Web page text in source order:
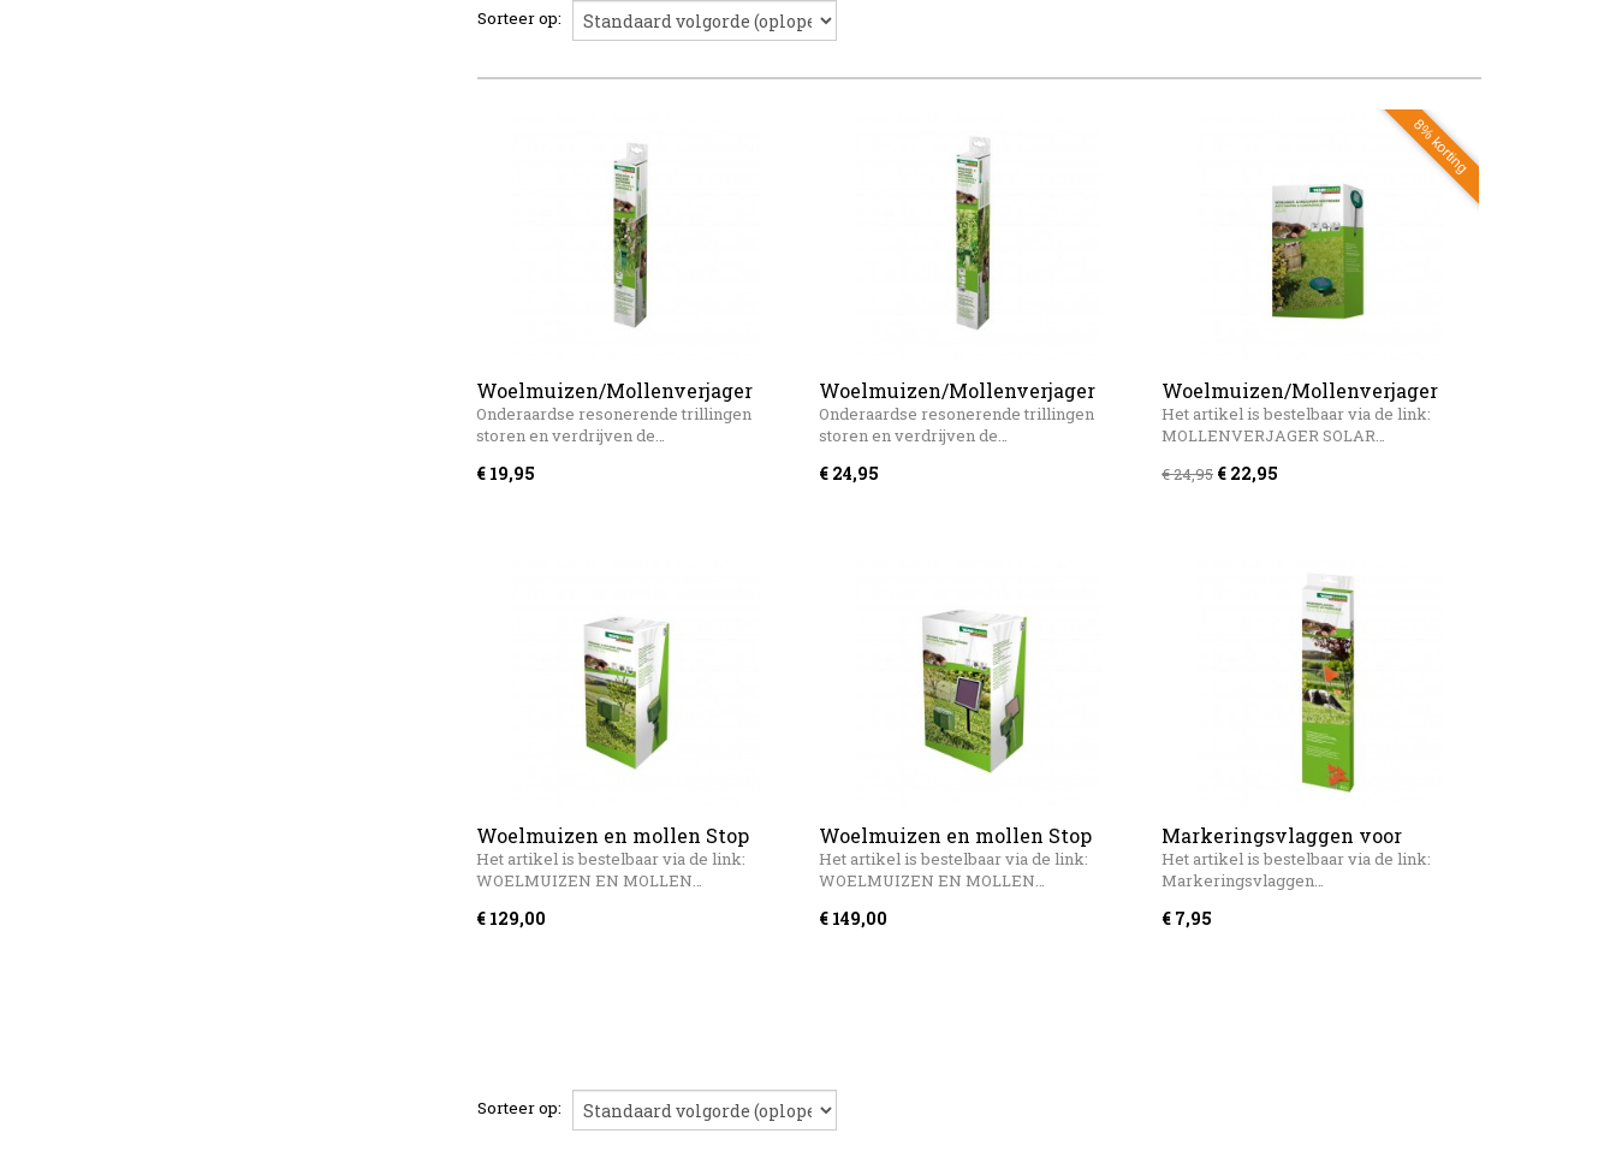
Sorteer op:
Woelmuizen/Mollenverjager
Windhager Basic
Onderaardse resonerende trillingen
storen en verdrijven de…
€ 19,95
Woelmuizen/Mollenverjager
Windhager Alu
Onderaardse resonerende trillingen
storen en verdrijven de…
€ 24,95
8% korting
Woelmuizen/Mollenverjager
Windhager Solar
Het artikel is bestelbaar via de link:
MOLLENVERJAGER SOLAR…
€ 24,95 € 22,95
Woelmuizen en mollen Stop
Windhager
Het artikel is bestelbaar via de link:
WOELMUIZEN EN MOLLEN…
€ 129,00
Woelmuizen en mollen Stop
Windhager Solar
Het artikel is bestelbaar via de link:
WOELMUIZEN EN MOLLEN…
€ 149,00
Markeringsvlaggen voor
mollen- en woelmuizenvallen (5
stuks) Windhager
Het artikel is bestelbaar via de link:
Markeringsvlaggen…
€ 7,95
Sorteer op: